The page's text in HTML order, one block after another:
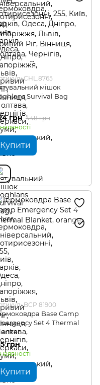
CHL.8765
мішок
Survival Bag
грн 448 грн
Купити
BCP 81900
Base Camp
Set 4 Thermal
грн
Купити